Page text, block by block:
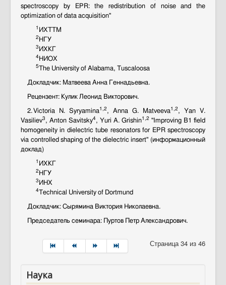
spectroscopy by EPR: the redistribution of noise and the
optimization of data acquisition"
1 ИХТТМ
2 НГУ
3 ИХКГ
4НИОХ
5The University of Alabama, Tuscaloosa
Докладчик: Матвеева Анна Геннадьевна.
Рецензент: Кулик Леонид Викторович.
2. Victoria N. Syryamina 1,2 , Anna G. Matveeva 1,2 , Yan V.
Vasiliev3 , Anton Savitsky4, Yuri A. Grishin1,2 "Improving B1 field
homogeneity in dielectric tube resonators for EPR spectroscopy
via controlled shaping of the dielectric insert" (информационный
доклад)
1 ИХКГ
2 НГУ
3 ИНХ
4Technical University of Dortmund
Докладчик: Сырямина Виктория Николаевна.
Председатель семинара: Пуртов Петр Александрович.
Страница 34 из 46
Наука